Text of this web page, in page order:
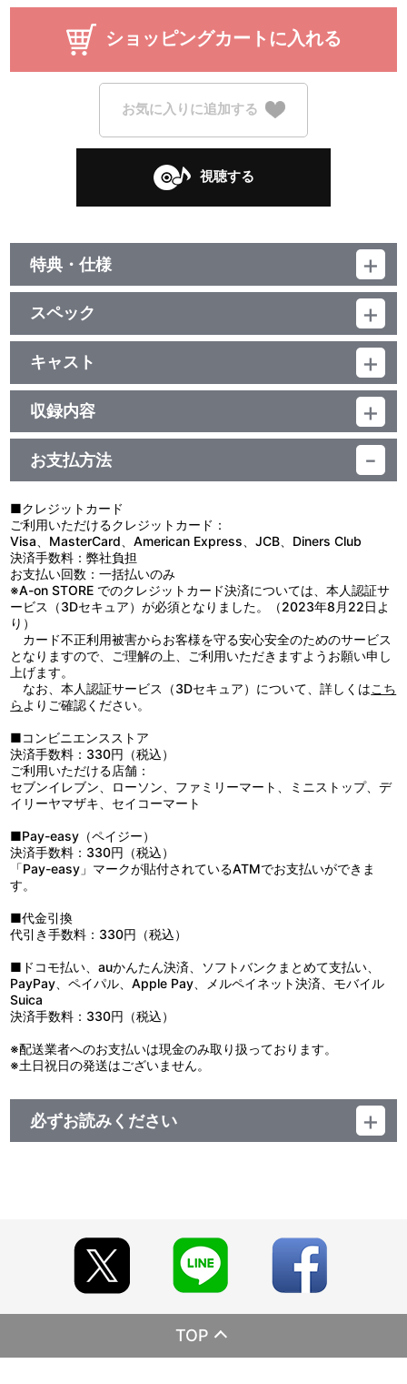
ショッピングカートに入れる
お気に入りに追加する
視聴する
特典・仕様
初回生産分限定封入特典
ウルトラディメンションカード ストロングコロナゼロ封入
他、仕様
ウルトラ戦士の写真を使用したバックジャケット
スペック
品番：LACM-24299
ジャンル：特撮ヒーロー
シングル／18分
キャスト
影山ヒロノブ
収録内容
お支払方法
■クレジットカード
ご利用いただけるクレジットカード：
Visa、MasterCard、American Express、JCB、Diners Club
決済手数料：弊社負担
お支払い回数：一括払いのみ
※A-on STORE でのクレジットカード決済については、本人認証サ
ービス（3Dセキュア）が必須となりました。（2023年8月22日よ
り）
カード不正利用被害からお客様を守る安心安全のためのサービス
となりますので、ご理解の上、ご利用いただきますようお願い申し
上げます。
なお、本人認証サービス（3Dセキュア）について、詳しくはこち
ら よりご確認ください。
■コンビニエンスストア
決済手数料：330円（税込）
ご利用いただける店舗：
セブンイレブン、ローソン、ファミリーマート、ミニストップ、デ
イリーヤマザキ、セイコーマート
■Pay-easy（ペイジー）
決済手数料：330円（税込）
「Pay-easy」マークが貼付されているATMでお支払いができま
す。
■代金引換
代引き手数料：330円（税込）
■ドコモ払い、auかんたん決済、ソフトバンクまとめて支払い、
PayPay、ペイパル、Apple Pay、メルペイネット決済、モバイル
Suica
決済手数料：330円（税込）
※配送業者へのお支払いは現金のみ取り扱っております。
※土日祝日の発送はございません。
必ずお読みください
TOP